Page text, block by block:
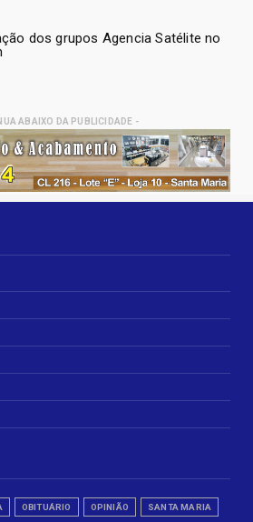
dos grupos Agencia Satélite no
ABAIXO DA PUBLICIDADE -
OBITUÁRIO OPINIÃO SANTA MARIA